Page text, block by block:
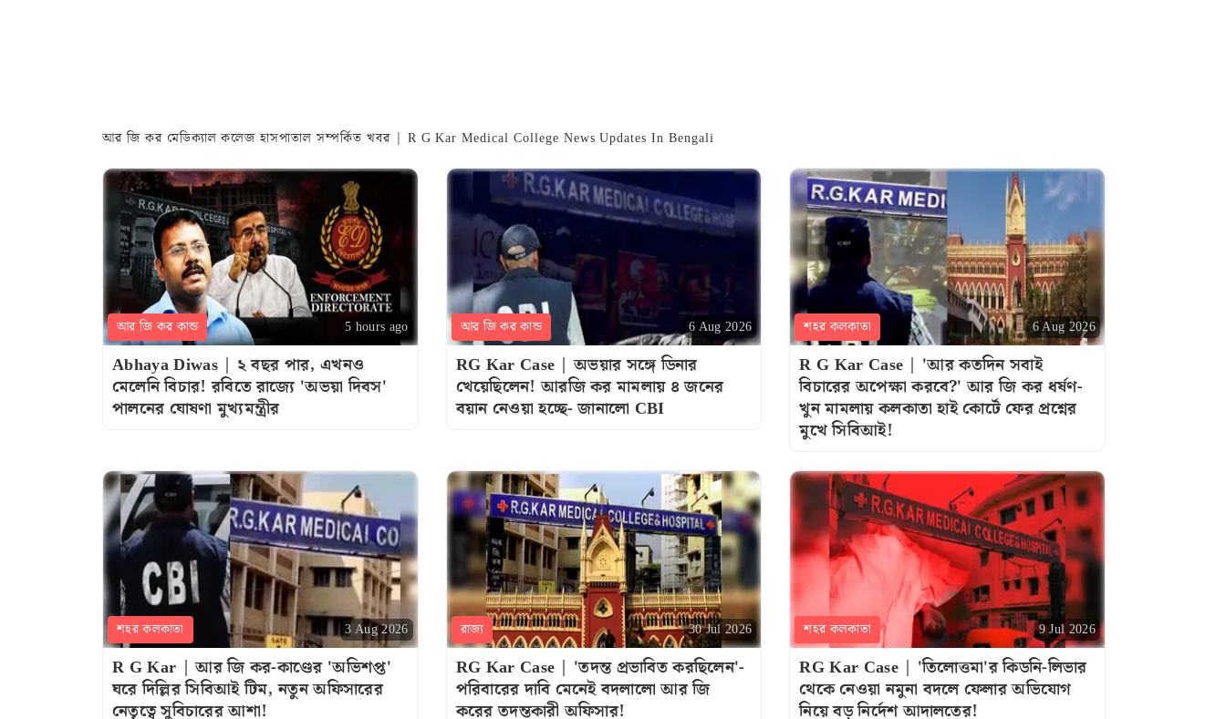
আর জি কর মেডিক্যাল কলেজ হাসপাতাল সম্পর্কিত খবর | R G Kar Medical College News Updates In Bengali
আর জি কর কান্ড 5 hours ago
Abhaya Diwas | ২ বছর পার, এখনও
মেলেনি বিচার! রবিতে রাজ্যে 'অভয়া দিবস'
পালনের ঘোষণা মুখ্যমন্ত্রীর
আর জি কর কান্ড 6 Aug 2026
RG Kar Case | অভয়ার সঙ্গে ডিনার
খেয়েছিলেন! আরজি কর মামলায় ৪ জনের
বয়ান নেওয়া হচ্ছে- জানালো CBI
শহর কলকাতা 6 Aug 2026
R G Kar Case | 'আর কতদিন সবাই
বিচারের অপেক্ষা করবে?' আর জি কর ধর্ষণ-
খুন মামলায় কলকাতা হাই কোর্টে ফের প্রশ্নের
মুখে সিবিআই!
শহর কলকাতা 3 Aug 2026
R G Kar | আর জি কর-কাণ্ডের 'অভিশপ্ত'
ঘরে দিল্লির সিবিআই টিম, নতুন অফিসারের
নেতৃত্বে সুবিচারের আশা!
রাজ্য 30 Jul 2026
RG Kar Case | 'তদন্ত প্রভাবিত করছিলেন'-
পরিবারের দাবি মেনেই বদলালো আর জি
করের তদন্তকারী অফিসার!
শহর কলকাতা 9 Jul 2026
RG Kar Case | 'তিলোত্তমা'র কিডনি-লিভার
থেকে নেওয়া নমুনা বদলে ফেলার অভিযোগ
নিয়ে বড় নির্দেশ আদালতের!